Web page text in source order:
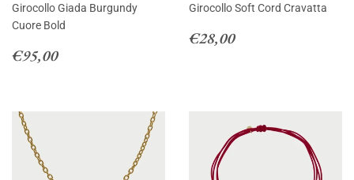
Girocollo Giada Burgundy
Cuore Bold
Prezzo
€95,00€95,00
Girocollo Soft Cord Cravatta
Prezzo
€28,00€28,00